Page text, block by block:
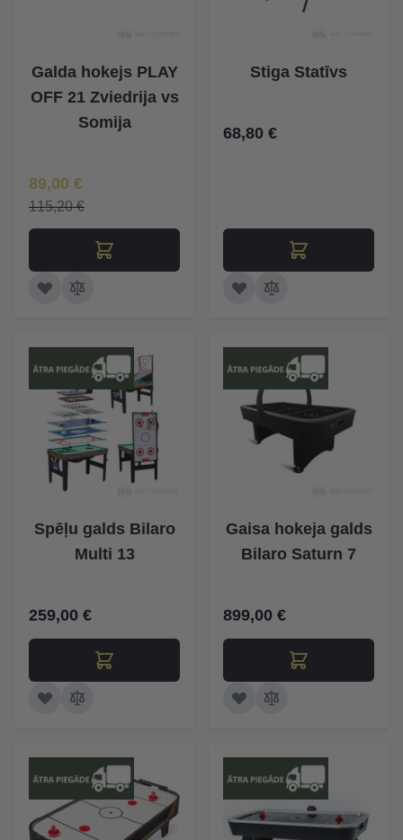
Galda hokejs PLAY
OFF 21 Zviedrija vs
Somija
Īpaša Cena
89,00 €
115,20 €
Stiga Statīvs
68,80 €
Spēļu galds Bilaro
Multi 13
259,00 €
Gaisa hokeja galds
Bilaro Saturn 7
899,00 €